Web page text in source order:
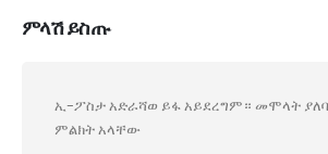
ምላሽ ይስጡ
ኢ-ፖስታ አድራሻወ ይፋ አይደረግም። መሞላት
ምልክት አላቸው